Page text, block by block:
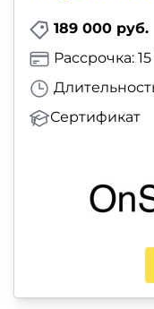
189 000 руб.
Сертификат
Рассрочка: